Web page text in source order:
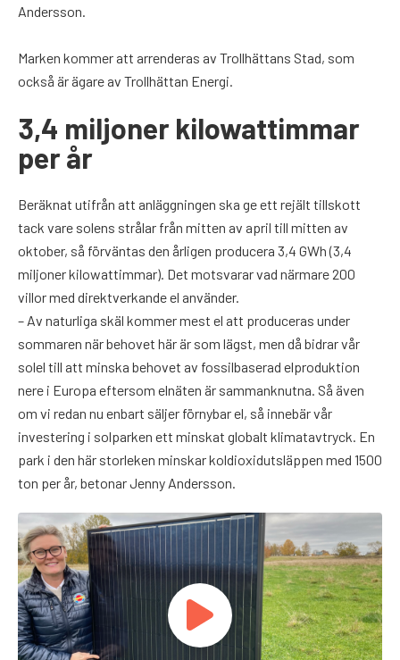
Andersson.
Marken kommer att arrenderas av Trollhättans Stad, som
också är ägare av Trollhättan Energi.
3,4 miljoner kilowattimmar
per år
Beräknat utifrån att anläggningen ska ge ett rejält tillskott
tack vare solens strålar från mitten av april till mitten av
oktober, så förväntas den årligen producera 3,4 GWh (3,4
miljoner kilowattimmar). Det motsvarar vad närmare 200
villor med direktverkande el använder.
– Av naturliga skäl kommer mest el att produceras under
sommaren när behovet här är som lägst, men då bidrar vår
solel till att minska behovet av fossilbaserad elproduktion
nere i Europa eftersom elnäten är sammanknutna. Så även
om vi redan nu enbart säljer förnybar el, så innebär vår
investering i solparken ett minskat globalt klimatavtryck. En
park i den här storleken minskar koldioxidutsläppen med 1500
ton per år, betonar Jenny Andersson.